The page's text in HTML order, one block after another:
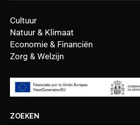
Cultuur
Natuur & Klimaat
Economie & Financiën
Zorg & Welzijn
ZOEKEN